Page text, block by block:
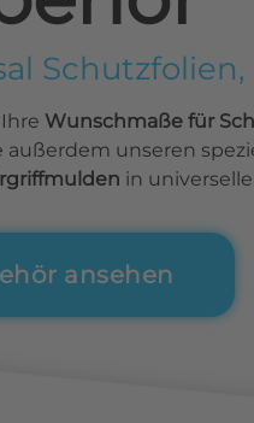
Wunschmaße für
außerdem unseren
in
ansehen